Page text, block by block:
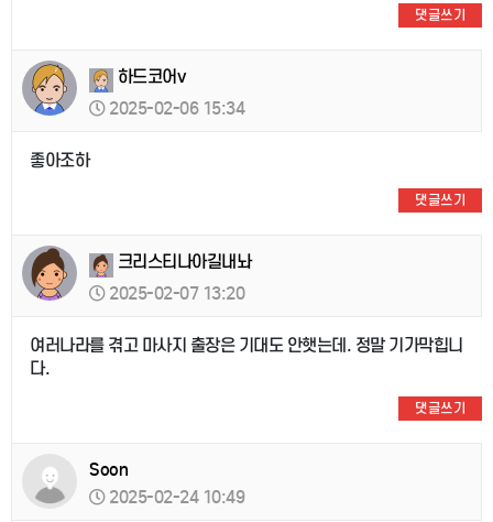
댓글쓰기
하드코어v
2025-02-06 15:34
좋아조하
댓글쓰기
크리스티나아길내놔
2025-02-07 13:20
여러나라를 겪고 마사지 출장은 기대도 안햇는데. 정말 기가막힙니
다.
댓글쓰기
Soon
2025-02-24 10:49